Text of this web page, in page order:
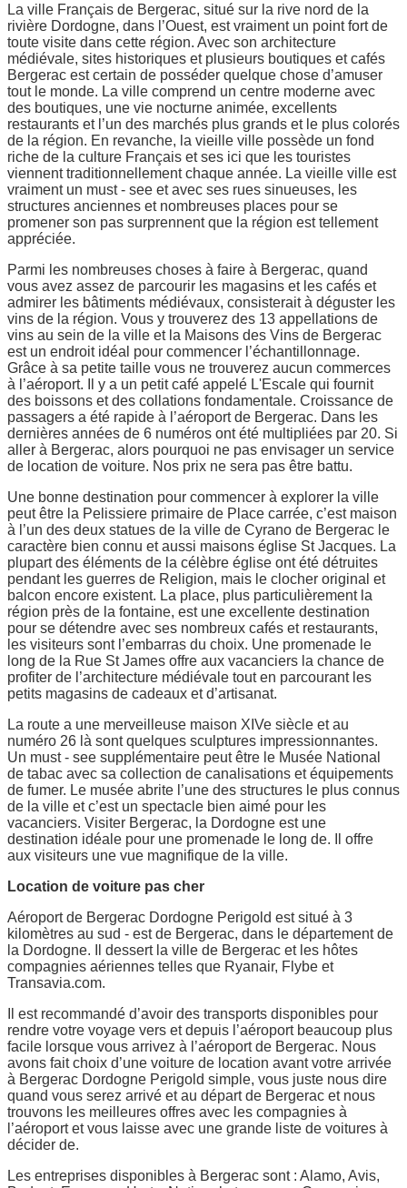
La ville Français de Bergerac, situé sur la rive nord de la
rivière Dordogne, dans l’Ouest, est vraiment un point fort de
toute visite dans cette région. Avec son architecture
médiévale, sites historiques et plusieurs boutiques et cafés
Bergerac est certain de posséder quelque chose d’amuser
tout le monde. La ville comprend un centre moderne avec
des boutiques, une vie nocturne animée, excellents
restaurants et l’un des marchés plus grands et le plus colorés
de la région. En revanche, la vieille ville possède un fond
riche de la culture Français et ses ici que les touristes
viennent traditionnellement chaque année. La vieille ville est
vraiment un must - see et avec ses rues sinueuses, les
structures anciennes et nombreuses places pour se
promener son pas surprennent que la région est tellement
appréciée.
Parmi les nombreuses choses à faire à Bergerac, quand
vous avez assez de parcourir les magasins et les cafés et
admirer les bâtiments médiévaux, consisterait à déguster les
vins de la région. Vous y trouverez des 13 appellations de
vins au sein de la ville et la Maisons des Vins de Bergerac
est un endroit idéal pour commencer l’échantillonnage.
Grâce à sa petite taille vous ne trouverez aucun commerces
à l’aéroport. Il y a un petit café appelé L'Escale qui fournit
des boissons et des collations fondamentale. Croissance de
passagers a été rapide à l’aéroport de Bergerac. Dans les
dernières années de 6 numéros ont été multipliées par 20. Si
aller à Bergerac, alors pourquoi ne pas envisager un service
de location de voiture. Nos prix ne sera pas être battu.
Une bonne destination pour commencer à explorer la ville
peut être la Pelissiere primaire de Place carrée, c’est maison
à l’un des deux statues de la ville de Cyrano de Bergerac le
caractère bien connu et aussi maisons église St Jacques. La
plupart des éléments de la célèbre église ont été détruites
pendant les guerres de Religion, mais le clocher original et
balcon encore existent. La place, plus particulièrement la
région près de la fontaine, est une excellente destination
pour se détendre avec ses nombreux cafés et restaurants,
les visiteurs sont l’embarras du choix. Une promenade le
long de la Rue St James offre aux vacanciers la chance de
profiter de l’architecture médiévale tout en parcourant les
petits magasins de cadeaux et d’artisanat.
La route a une merveilleuse maison XIVe siècle et au
numéro 26 là sont quelques sculptures impressionnantes.
Un must - see supplémentaire peut être le Musée National
de tabac avec sa collection de canalisations et équipements
de fumer. Le musée abrite l’une des structures le plus connus
de la ville et c’est un spectacle bien aimé pour les
vacanciers. Visiter Bergerac, la Dordogne est une
destination idéale pour une promenade le long de. Il offre
aux visiteurs une vue magnifique de la ville.
Location de voiture pas cher
Aéroport de Bergerac Dordogne Perigold est situé à 3
kilomètres au sud - est de Bergerac, dans le département de
la Dordogne. Il dessert la ville de Bergerac et les hôtes
compagnies aériennes telles que Ryanair, Flybe et
Transavia.com.
Il est recommandé d’avoir des transports disponibles pour
rendre votre voyage vers et depuis l’aéroport beaucoup plus
facile lorsque vous arrivez à l’aéroport de Bergerac. Nous
avons fait choix d’une voiture de location avant votre arrivée
à Bergerac Dordogne Perigold simple, vous juste nous dire
quand vous serez arrivé et au départ de Bergerac et nous
trouvons les meilleures offres avec les compagnies à
l’aéroport et vous laisse avec une grande liste de voitures à
décider de.
Les entreprises disponibles à Bergerac sont : Alamo, Avis,